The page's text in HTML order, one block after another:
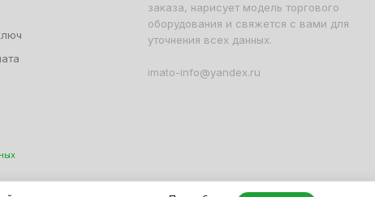
заказа, нарисует модель торгового
оборудования и свяжется с вами для
уточнения всех данных.
imato-info@yandex.ru